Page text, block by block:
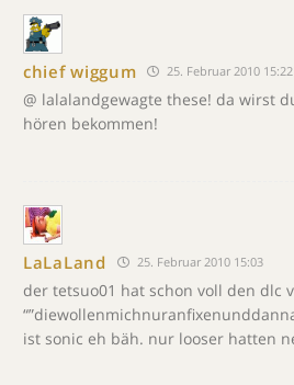
chief wiggum 25. Februar 2010 15:22
@ lalalandgewagte these! da wirst
hören bekommen!
LaLaLand 25. Februar 2010 15:03
der tetsuo01 hat schon voll den dlc
ist sonic eh bäh. nur looser hatten